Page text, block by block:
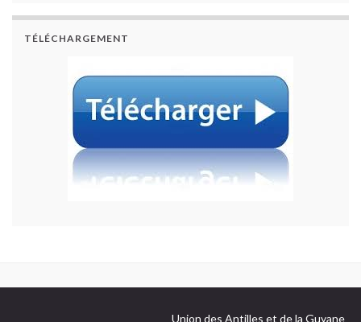
TÉLÉCHARGEMENT
Union des Antilles et de la Guyane